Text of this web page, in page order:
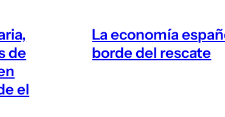
de
el
La economía
borde del rescate